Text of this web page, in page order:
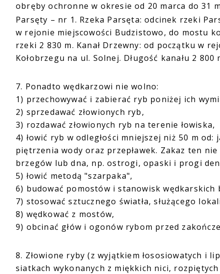
obręby ochronne w okresie od 20 marca do 31
Parsęty – nr 1. Rzeka Parsęta: odcinek rzeki
w rejonie miejscowości Budzistowo, do mostu
rzeki 2 830 m. Kanał Drzewny: od początku w
Kołobrzegu na ul. Solnej. Długość kanału 2 800
7. Ponadto wędkarzowi nie wolno:
1) przechowywać i zabierać ryb poniżej ich
2) sprzedawać złowionych ryb,
3) rozdawać złowionych ryb na terenie łowiska,
4) łowić ryb w odległości mniejszej niż 50 m
piętrzenia wody oraz przepławek. Zakaz ten
brzegów lub dna, np. ostrogi, opaski i progi
5) łowić metodą "szarpaka",
6) budować pomostów i stanowisk wędkarskich
7) stosować sztucznego światła, służącego
8) wędkować z mostów,
9) obcinać głów i ogonów rybom przed
8. Złowione ryby (z wyjątkiem łososiowatych i
siatkach wykonanych z miękkich nici,